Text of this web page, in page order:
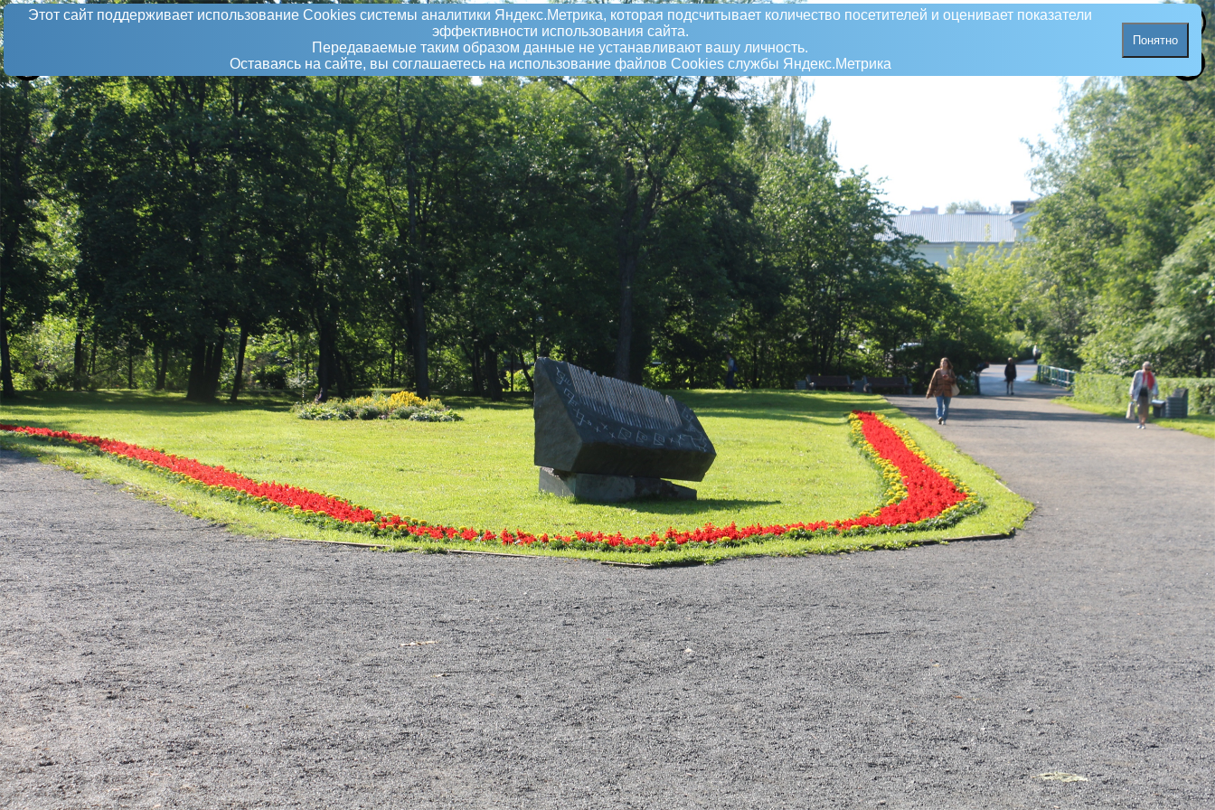
Этот сайт поддерживает использование Сookies системы аналитики Яндекс.Метрика, которая подсчитывает количество посетителей и оценивает показатели
эффективности использования сайта.
Передаваемые таким образом данные не устанавливают вашу личность.
Оставаясь на сайте, вы соглашаетесь на использование файлов Сookies службы Яндекс.Метрика
Понятно